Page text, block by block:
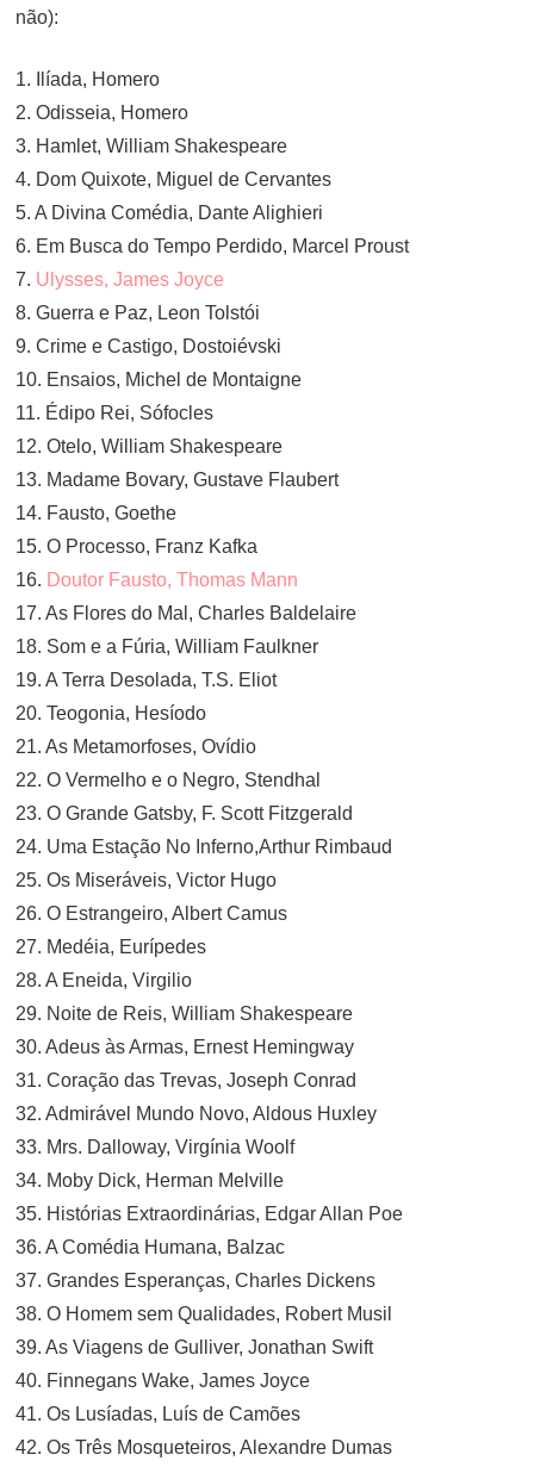
não):
1. Ilíada, Homero
2. Odisseia, Homero
3. Hamlet, William Shakespeare
4. Dom Quixote, Miguel de Cervantes
5. A Divina Comédia, Dante Alighieri
6. Em Busca do Tempo Perdido, Marcel Proust
7. Ulysses, James Joyce
8. Guerra e Paz, Leon Tolstói
9. Crime e Castigo, Dostoiévski
10. Ensaios, Michel de Montaigne
11. Édipo Rei, Sófocles
12. Otelo, William Shakespeare
13. Madame Bovary, Gustave Flaubert
14. Fausto, Goethe
15. O Processo, Franz Kafka
16. Doutor Fausto, Thomas Mann
17. As Flores do Mal, Charles Baldelaire
18. Som e a Fúria, William Faulkner
19. A Terra Desolada, T.S. Eliot
20. Teogonia, Hesíodo
21. As Metamorfoses, Ovídio
22. O Vermelho e o Negro, Stendhal
23. O Grande Gatsby, F. Scott Fitzgerald
24. Uma Estação No Inferno,Arthur Rimbaud
25. Os Miseráveis, Victor Hugo
26. O Estrangeiro, Albert Camus
27. Medéia, Eurípedes
28. A Eneida, Virgilio
29. Noite de Reis, William Shakespeare
30. Adeus às Armas, Ernest Hemingway
31. Coração das Trevas, Joseph Conrad
32. Admirável Mundo Novo, Aldous Huxley
33. Mrs. Dalloway, Virgínia Woolf
34. Moby Dick, Herman Melville
35. Histórias Extraordinárias, Edgar Allan Poe
36. A Comédia Humana, Balzac
37. Grandes Esperanças, Charles Dickens
38. O Homem sem Qualidades, Robert Musil
39. As Viagens de Gulliver, Jonathan Swift
40. Finnegans Wake, James Joyce
41. Os Lusíadas, Luís de Camões
42. Os Três Mosqueteiros, Alexandre Dumas